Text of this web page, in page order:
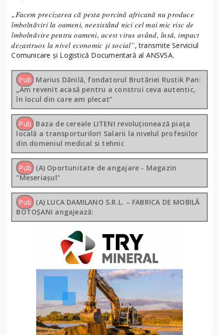
„Facem precizarea că pesta porcină africană nu produce
îmbolnăviri la oameni, neexistând nici cel mai mic risc de
îmbolnăvire pentru oameni, acest virus având, însă, impact
dezastruos la nivel economic şi social”, transmite Serviciul
Comunicare şi Logistică Documentară al ANSVSA.
Pub Marius Dănilă, fondatorul Brutăriei Rustik Pan:
„Am revenit acasă pentru a construi ceva autentic,
în locul din care am plecat”
Pub Baza de cereale LITENI revoluționează piața
locală a transporturilor! Salarii la nivelul profesiilor
din domeniul medical si tehnic
Pub (A) Oportunitate de angajare - Magazin
"Meseriașul"
Pub (A) LUCA DAMILANO S.R.L. – FABRICA DE MOBILĂ
BOTOȘANI angajează: